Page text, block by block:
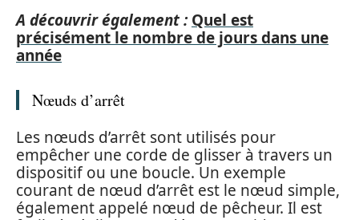
A découvrir également : Quel est
précisément le nombre de jours dans une
année
Nœuds d’arrêt
Les nœuds d’arrêt sont utilisés pour
empêcher une corde de glisser à travers un
dispositif ou une boucle. Un exemple
courant de nœud d’arrêt est le nœud simple,
également appelé nœud de pêcheur. Il est